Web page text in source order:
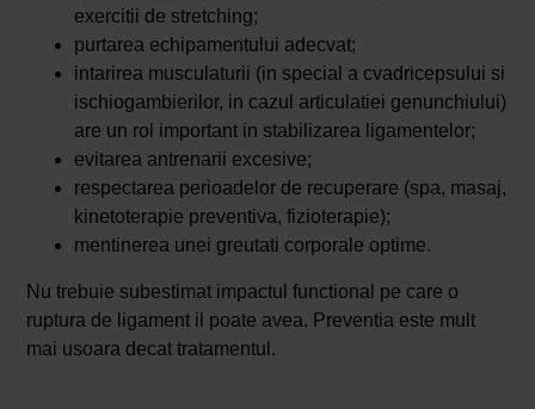
exercitii de stretching;
purtarea echipamentului adecvat;
intarirea musculaturii (in special a cvadricepsului si
ischiogambierilor, in cazul articulatiei genunchiului)
are un rol important in stabilizarea ligamentelor;
evitarea antrenarii excesive;
respectarea perioadelor de recuperare (spa, masaj,
kinetoterapie preventiva, fizioterapie);
mentinerea unei greutati corporale optime.
Nu trebuie subestimat impactul functional pe care o
ruptura de ligament il poate avea. Preventia este mult
mai usoara decat tratamentul.